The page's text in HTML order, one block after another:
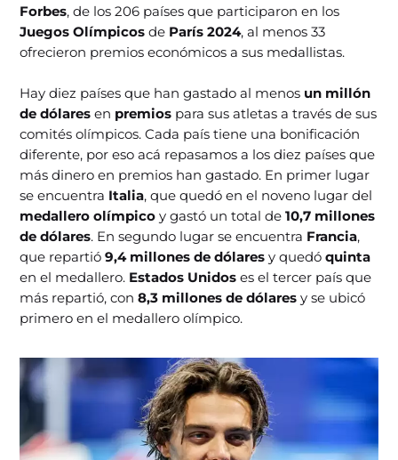
Forbes, de los 206 países que participaron en los
Juegos Olímpicos de París 2024, al menos 33
ofrecieron premios económicos a sus medallistas.
Hay diez países que han gastado al menos un millón
de dólares en premios para sus atletas a través de sus
comités olímpicos. Cada país tiene una bonificación
diferente, por eso acá repasamos a los diez países que
más dinero en premios han gastado. En primer lugar
se encuentra Italia, que quedó en el noveno lugar del
medallero olímpico y gastó un total de 10,7 millones
de dólares. En segundo lugar se encuentra Francia,
que repartió9,4 millones de dólaresy quedóquinta
en el medallero. Estados Unidos es el tercer país que
más repartió, con 8,3 millones de dólares y se ubicó
primero en el medallero olímpico.